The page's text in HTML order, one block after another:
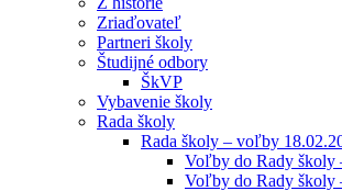
Zriaďovateľ
Partneri školy
Študijné odbory
ŠkVP
Vybavenie školy
Rada školy
Rada školy – voľby
Voľby do Rady školy
Voľby do Rady školy